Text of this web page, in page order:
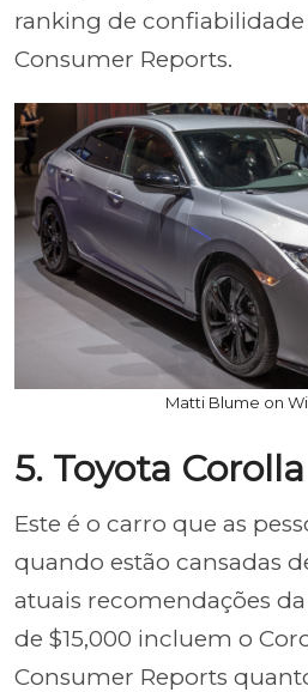
ranking de
Consumer Reports.
Matti Blume on
5. Toyota Corolla
Este é o carro que as
quando estão cansadas
atuais recomendações
de $15,000 incluem o
Consumer Reports